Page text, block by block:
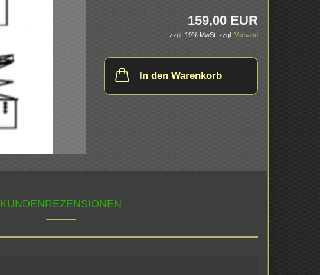
159,00 EUR
zzgl. 19% MwSt. zzgl. Versand
In den Warenkorb
KUNDENREZENSIONEN